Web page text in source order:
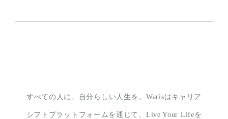
すべての人に、自分らしい人生を。Warisはキャリア
シフトプラットフォームを通じて、 Live Your Lifeを